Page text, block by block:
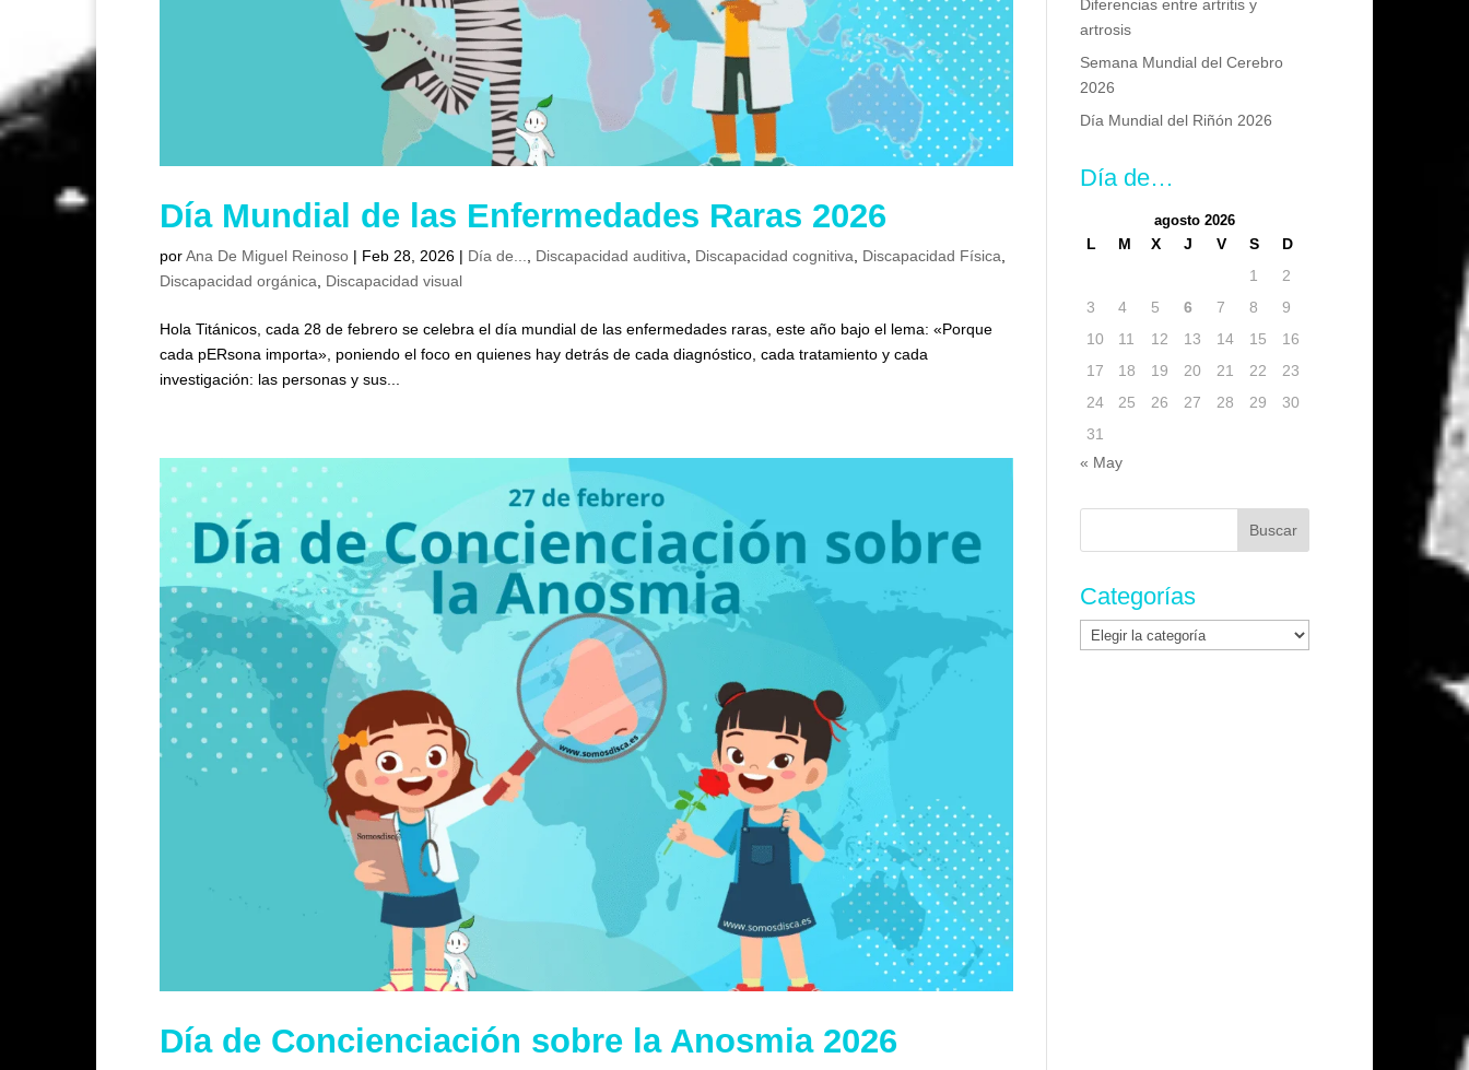
Día Mundial de las Enfermedades Raras 2026
porAna De Miguel Reinoso | Feb 28, 2026 | Día de... Discapacidad auditiva Discapacidad cognitiva Discapacidad Física
Discapacidad orgánica
Discapacidad visual
Hola Titánicos, cada 28 de febrero se celebra el día mundial de las enfermedades raras, este año bajo el lema: «Porque
cada pERsona importa», poniendo el foco en quienes hay detrás de cada diagnóstico, cada tratamiento y cada
investigación: las personas y sus...
Día de Concienciación sobre la Anosmia 2026
Diferencias entre artritis y
artrosis
Semana Mundial del Cerebro
2026
Día Mundial del Riñón 2026
Día de…
agosto 2026
L M X J V S
D
1
2
3
4 5 6 7 8
9
10
11 12 13 14 15
16
17
18 19 20 21 22
23
24
25 26 27 28 29
30
31
« May
Buscar:
Categorías
Categorías